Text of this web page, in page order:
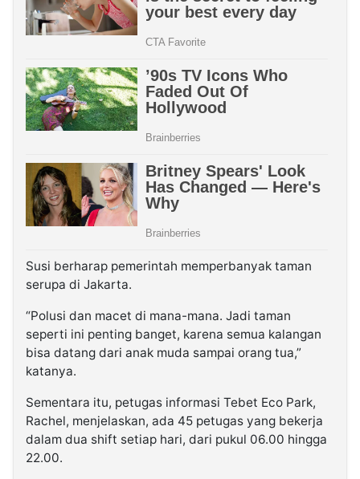
Susi berharap pemerintah memperbanyak taman
serupa di Jakarta.
“Polusi dan macet di mana-mana. Jadi taman
seperti ini penting banget, karena semua kalangan
bisa datang dari anak muda sampai orang tua,”
katanya.
Sementara itu, petugas informasi Tebet Eco Park,
Rachel, menjelaskan, ada 45 petugas yang bekerja
dalam dua shift setiap hari, dari pukul 06.00 hingga
22.00.